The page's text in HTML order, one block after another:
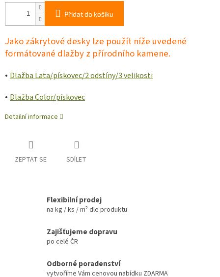
Přidat do košíku
Jako zákrytové desky lze použít níže uvedené
formátované dlažby z přírodního kamene.
• Dlažba Lata/pískovec/2 odstíny/3 velikosti
• Dlažba Color/pískovec
Detailní informace
ZEPTAT SE SDÍLET
Flexibilní prodej
na kg / ks / m² dle produktu
Zajišťujeme dopravu
po celé ČR
Odborné poradenství
vytvoříme Vám cenovou nabídku ZDARMA